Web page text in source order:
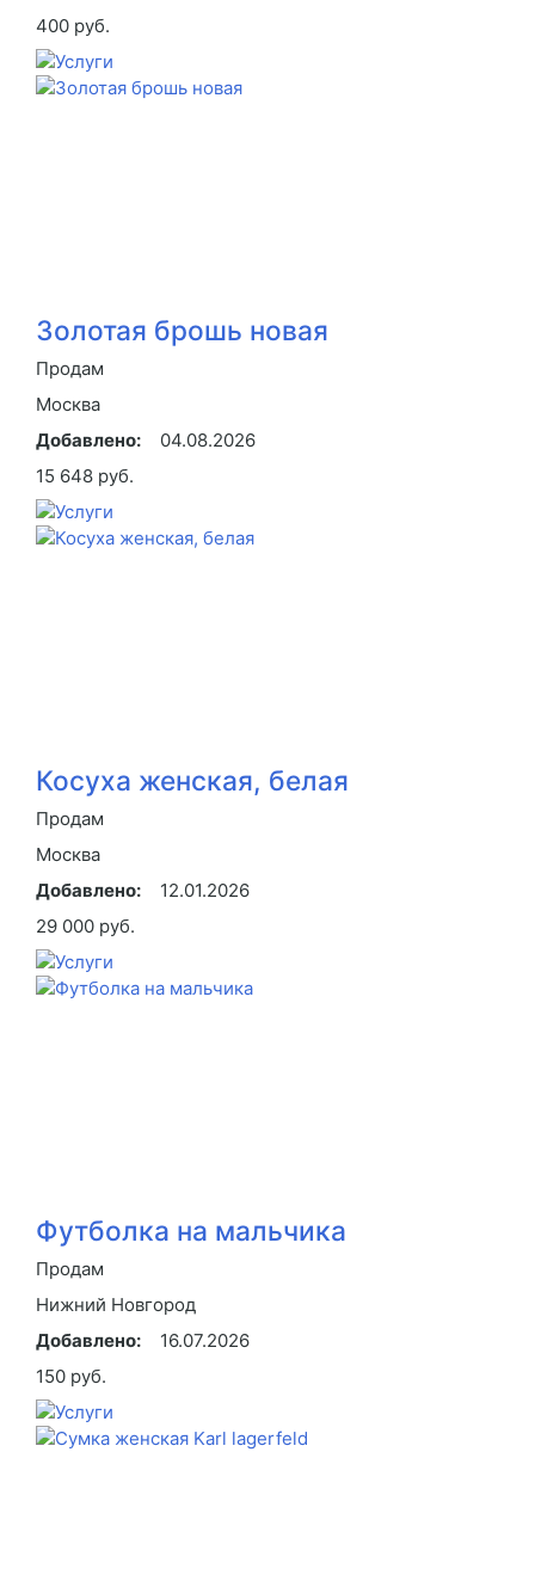
400 руб.
Золотая брошь новая
Продам
Москва
Добавлено:
04.08.2026
15 648 руб.
Косуха женская, белая
Продам
Москва
Добавлено:
12.01.2026
29 000 руб.
Футболка на мальчика
Продам
Нижний Новгород
Добавлено:
16.07.2026
150 руб.